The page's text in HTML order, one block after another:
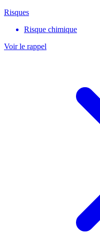
Risques
Risque chimique
Voir le rappel